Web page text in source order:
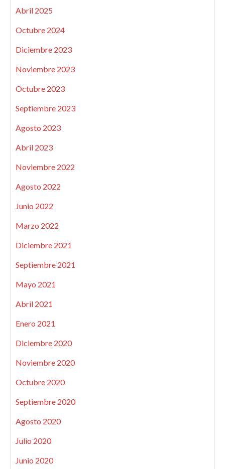
Abril 2025
Octubre 2024
Diciembre 2023
Noviembre 2023
Octubre 2023
Septiembre 2023
Agosto 2023
Abril 2023
Noviembre 2022
Agosto 2022
Junio 2022
Marzo 2022
Diciembre 2021
Septiembre 2021
Mayo 2021
Abril 2021
Enero 2021
Diciembre 2020
Noviembre 2020
Octubre 2020
Septiembre 2020
Agosto 2020
Julio 2020
Junio 2020